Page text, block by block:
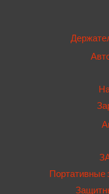
Портативные